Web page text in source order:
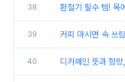
38 환절기 필수 템!
39 커피 마시면 속 쓰
40 디카페인 뜻과 함